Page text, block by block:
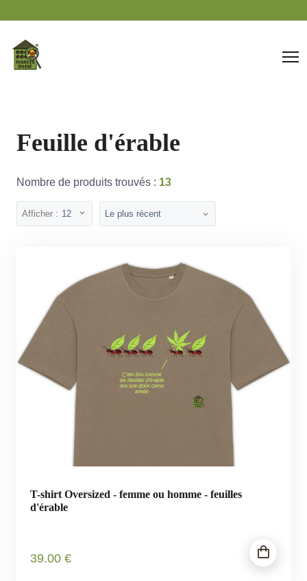
Feuille d'érable
Nombre de produits trouvés : 13
Afficher : 12 Le plus récent
T-shirt Oversized - femme ou homme - feuilles
d'érable
39.00 €